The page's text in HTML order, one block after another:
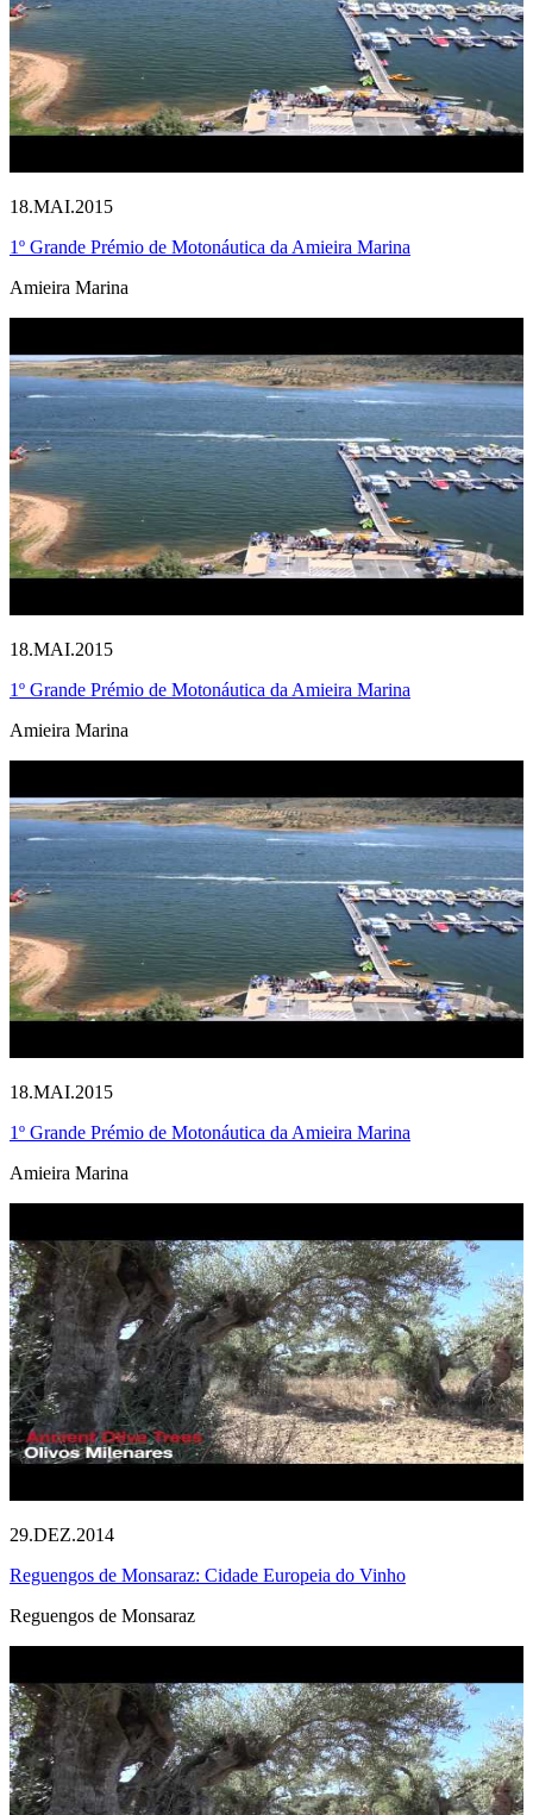
18.MAI.2015
1º Grande Prémio de Motonáutica da Amieira Marina
Amieira Marina
18.MAI.2015
1º Grande Prémio de Motonáutica da Amieira Marina
Amieira Marina
18.MAI.2015
1º Grande Prémio de Motonáutica da Amieira Marina
Amieira Marina
29.DEZ.2014
Reguengos de Monsaraz: Cidade Europeia do Vinho
Reguengos de Monsaraz